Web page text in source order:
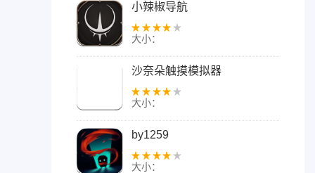
小辣椒导航
大小：
沙奈朵触摸模拟器
大小：
by1259
大小：